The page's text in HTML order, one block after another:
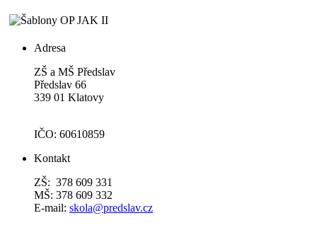
Adresa
ZŠ a MŠ Předslav
Předslav 66
339 01 Klatovy
IČO: 60610859
Kontakt
ZŠ: 378 609 331
MŠ: 378 609 332
E-mail: skola@predslav.cz